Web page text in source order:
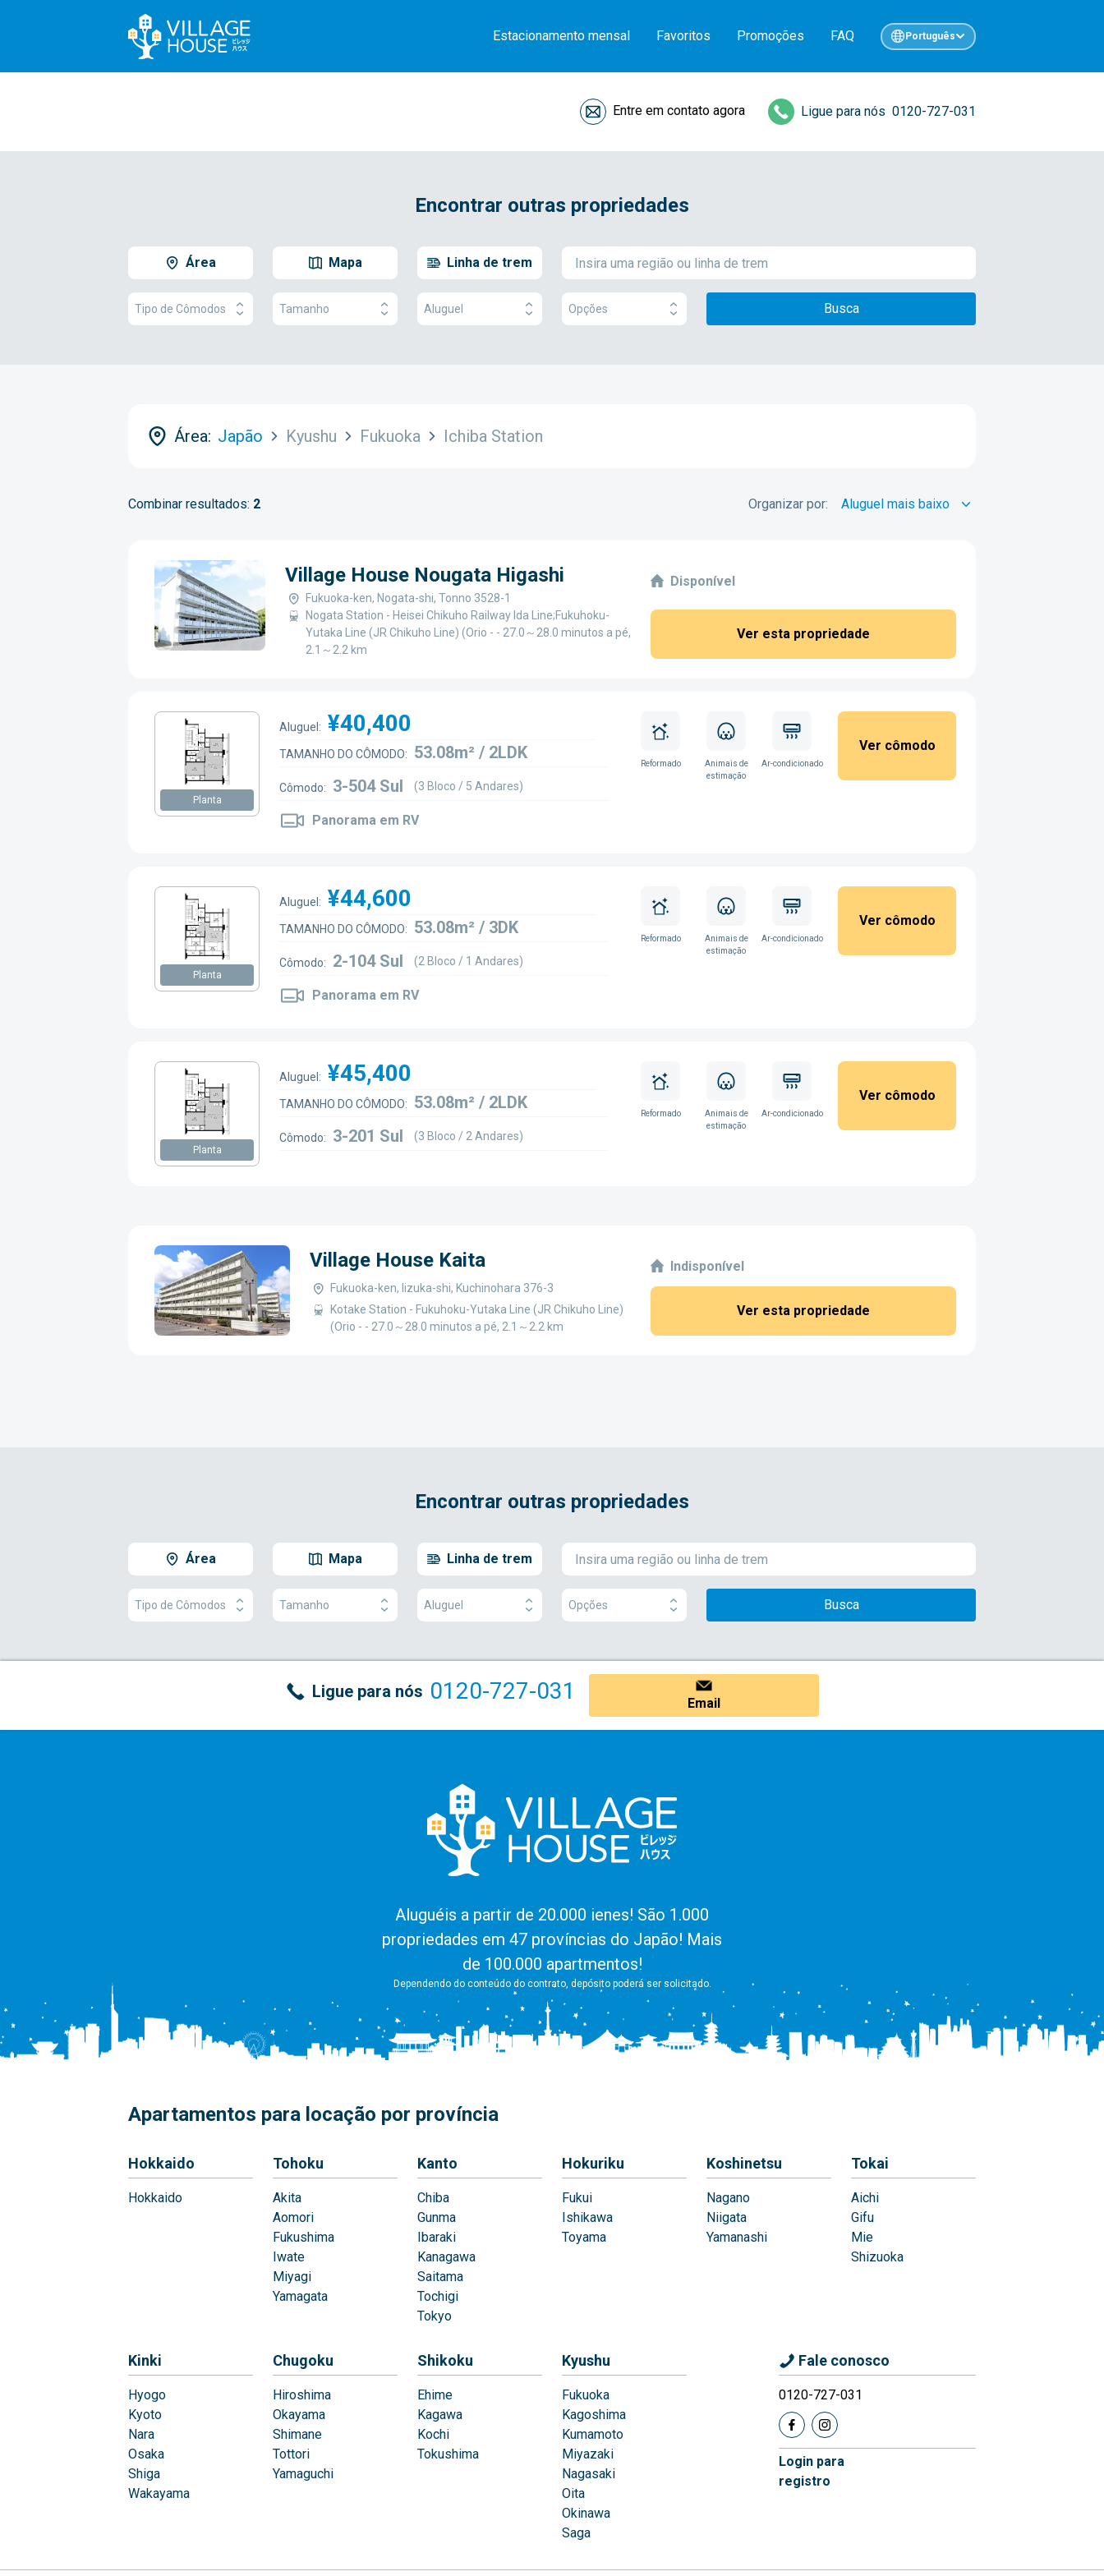
Estacionamento mensal Favoritos Promoções FAQ Português
Entre em contato agora Ligue para nós 0120-727-031
Encontrar outras propriedades
Área Mapa Linha de trem
Tipo de Cômodos Tamanho Aluguel Opções Busca
Área: Japão Kyushu Fukuoka Ichiba Station
Combinar resultados: 2 Organizar por:
Village House Nougata Higashi
Fukuoka-ken, Nogata-shi, Tonno 3528-1
Nogata Station - Heisei Chikuho Railway Ida Line;Fukuhoku-
Yutaka Line (JR Chikuho Line) (Orio - - 27.0～28.0 minutos a pé,
2.1～2.2 km
Disponível
Ver esta propriedade
Planta
Aluguel: ¥40,400
TAMANHO DO CÔMODO: 53.08m² / 2LDK
Cômodo: 3-504 Sul (3 Bloco / 5 Andares)
Panorama em RV
Reformado
Animais de
estimação
Ar-condicionado
Ver cômodo
Planta
Aluguel: ¥44,600
TAMANHO DO CÔMODO: 53.08m² / 3DK
Cômodo: 2-104 Sul (2 Bloco / 1 Andares)
Panorama em RV
Reformado
Animais de
estimação
Ar-condicionado
Ver cômodo
Planta
Aluguel: ¥45,400
TAMANHO DO CÔMODO: 53.08m² / 2LDK
Cômodo: 3-201 Sul (3 Bloco / 2 Andares)
Reformado
Animais de
estimação
Ar-condicionado
Ver cômodo
Village House Kaita
Fukuoka-ken, Iizuka-shi, Kuchinohara 376-3
Kotake Station - Fukuhoku-Yutaka Line (JR Chikuho Line)
(Orio - - 27.0～28.0 minutos a pé, 2.1～2.2 km
Indisponível
Ver esta propriedade
Encontrar outras propriedades
Área Mapa Linha de trem
Tipo de Cômodos Tamanho Aluguel Opções Busca
Ligue para nós 0120-727-031 Email
Aluguéis a partir de 20.000 ienes! São 1.000
propriedades em 47 províncias do Japão! Mais
de 100.000 apartmentos!
Dependendo do conteúdo do contrato, depósito poderá ser solicitado.
Apartamentos para locação por província
Hokkaido
Hokkaido
Tohoku
Akita
Aomori
Fukushima
Iwate
Miyagi
Yamagata
Kanto
Chiba
Gunma
Ibaraki
Kanagawa
Saitama
Tochigi
Tokyo
Hokuriku
Fukui
Ishikawa
Toyama
Koshinetsu
Nagano
Niigata
Yamanashi
Tokai
Aichi
Gifu
Mie
Shizuoka
Kinki
Hyogo
Kyoto
Nara
Osaka
Shiga
Wakayama
Chugoku
Hiroshima
Okayama
Shimane
Tottori
Yamaguchi
Shikoku
Ehime
Kagawa
Kochi
Tokushima
Kyushu
Fukuoka
Kagoshima
Kumamoto
Miyazaki
Nagasaki
Oita
Okinawa
Saga
Fale conosco
0120-727-031
Login para
registro